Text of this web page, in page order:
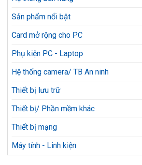
Sản phẩm nổi bật
Card mở rộng cho PC
Phụ kiện PC - Laptop
Hệ thống camera/ TB An ninh
Thiết bị lưu trữ
Thiết bị/ Phần mềm khác
Thiết bị mạng
Máy tính - Linh kiện